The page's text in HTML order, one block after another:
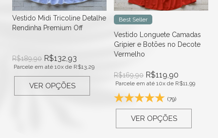
Vestido Midi Tricoline Detalhe
Rendinha Premium Off
R$189,90 R$132,93
Parcele em até 10x de R$13,29
VER OPÇÕES
Best Seller
Vestido Longuete Camadas
Gripier e Botões no Decote
Vermelho
R$169,90 R$119,90
Parcele em até 10x de R$11,99
(79)
VER OPÇÕES